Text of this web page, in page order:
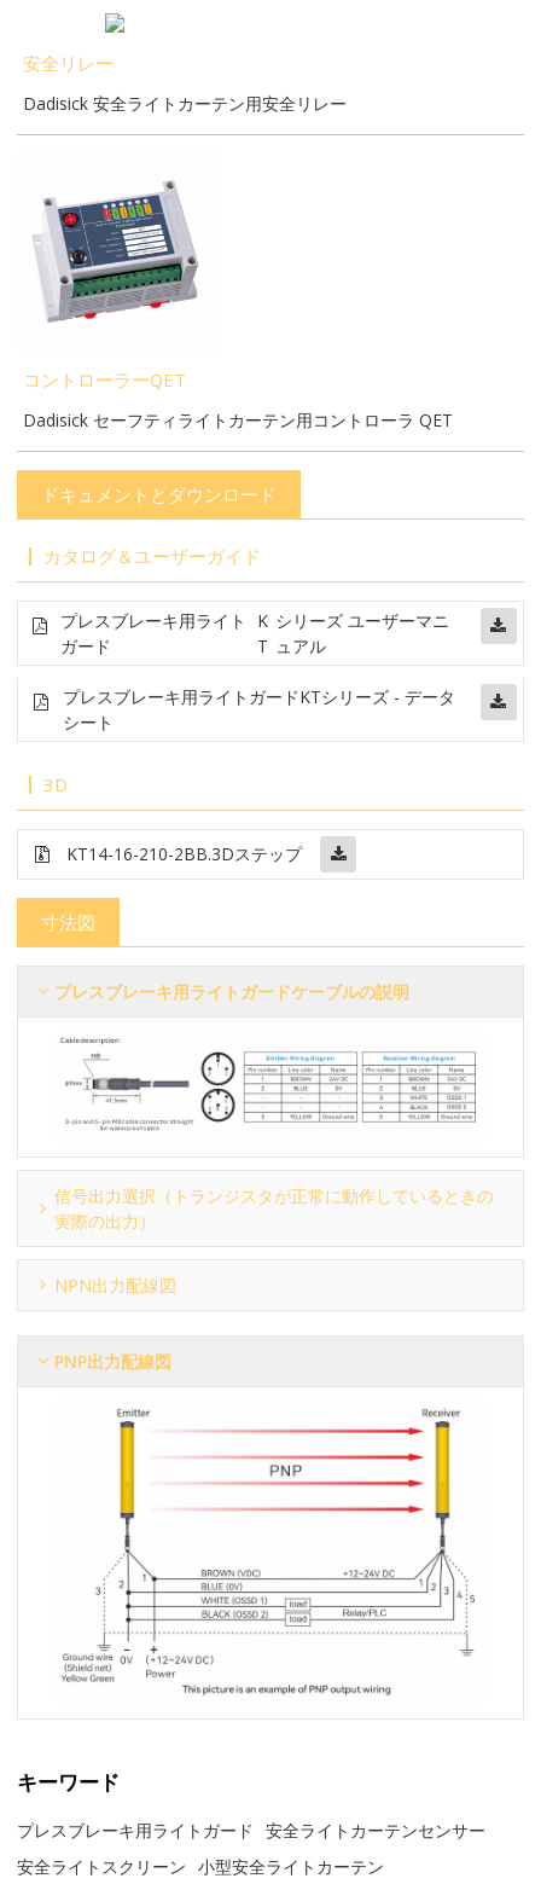
安全リレー
Dadisick 安全ライトカーテン用安全リレー
コントローラーQET
Dadisick セーフティライトカーテン用コントローラ QET
ドキュメントとダウンロード
カタログ＆ユーザーガイド
プレスブレーキ用ライト
ガード
K
T
シリーズ ユーザーマニ
ュアル
プレスブレーキ用ライトガードKTシリーズ - データ
シート
3D
KT14-16-210-2BB.3Dステップ
寸法図
プレスブレーキ用ライトガードケーブルの説明
信号出力選択（トランジスタが正常に動作しているときの
実際の出力）
NPN出力配線図
PNP出力配線図
キーワード
プレスブレーキ用ライトガード
安全ライトカーテンセンサー
安全ライトスクリーン
小型安全ライトカーテン